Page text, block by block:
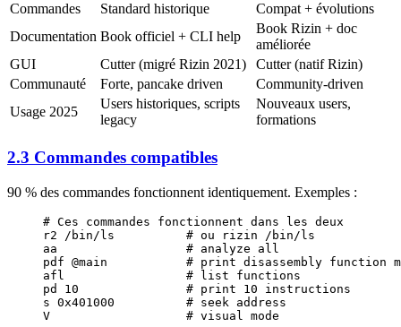
Commandes
Standard historique
Compat + évolutions
Documentation Book officiel + CLI help
Book Rizin + doc
améliorée
GUI
Cutter (migré Rizin 2021)
Cutter (natif Rizin)
Communauté
Forte, pancake driven
Community-driven
Usage 2025
Users historiques, scripts
legacy
Nouveaux users,
formations
2.3 Commandes compatibles
90 % des commandes fonctionnent identiquement. Exemples :
# Ces commandes fonctionnent dans les deux
r2 /bin/ls
          # ou rizin /bin/ls
aa
                  # analyze all
pdf @main
# print disassembly function
afl
                 # list functions
pd
10
               # print 10 instructions
s 0x401000
          # seek address
V
                   # visual mode